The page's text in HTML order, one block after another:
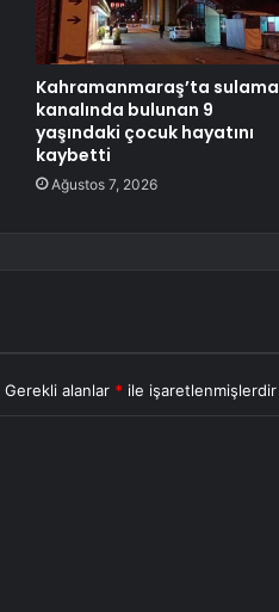
Kahramanmaraş’ta sulama
kanalında bulunan 9
yaşındaki çocuk hayatını
kaybetti
Ağustos 7, 2026
Gerekli alanlar * ile işaretlenmişlerdir